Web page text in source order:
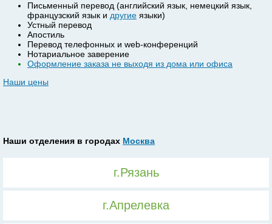
Письменный перевод (английский язык, немецкий язык,
французский язык и другие языки)
Устный перевод
Апостиль
Перевод телефонных и web-конференций
Нотариальное заверение
Оформление заказа не выходя из дома или офиса
Наши цены
Наши отделения в городах Москва
г.Рязань
г.Апрелевка